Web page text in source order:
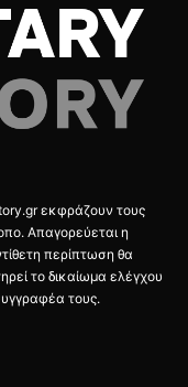
εκφράζουν τους
Απαγορεύεται η
περίπτωση θα
το δικαίωμα ελέγχου
τους.